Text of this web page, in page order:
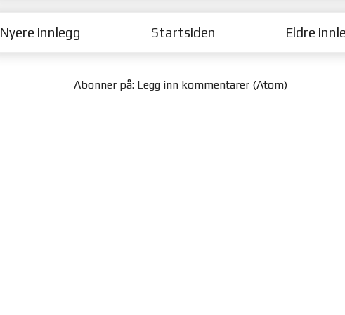
Nyere innlegg Eldre
Startsiden
Abonner på: Legg inn kommentarer (Atom)